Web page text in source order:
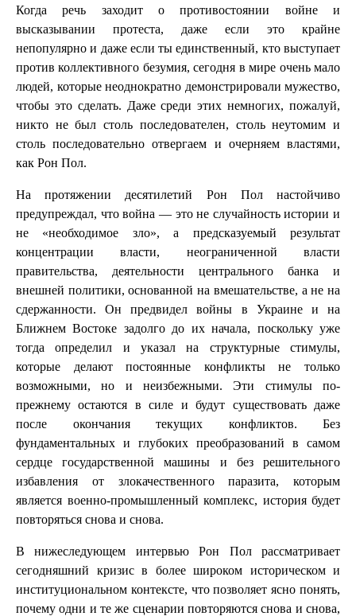
Когда речь заходит о противостоянии войне и
высказывании протеста, даже если это крайне
непопулярно и даже если ты единственный, кто выступает
против коллективного безумия, сегодня в мире очень мало
людей, которые неоднократно демонстрировали мужество,
чтобы это сделать. Даже среди этих немногих, пожалуй,
никто не был столь последователен, столь неутомим и
столь последовательно отвергаем и очерняем властями,
как Рон Пол.
На протяжении десятилетий Рон Пол настойчиво
предупреждал, что война — это не случайность истории и
не «необходимое зло», а предсказуемый результат
концентрации власти, неограниченной власти
правительства, деятельности центрального банка и
внешней политики, основанной на вмешательстве, а не на
сдержанности. Он предвидел войны в Украине и на
Ближнем Востоке задолго до их начала, поскольку уже
тогда определил и указал на структурные стимулы,
которые делают постоянные конфликты не только
возможными, но и неизбежными. Эти стимулы по-
прежнему остаются в силе и будут существовать даже
после окончания текущих конфликтов. Без
фундаментальных и глубоких преобразований в самом
сердце государственной машины и без решительного
избавления от злокачественного паразита, которым
является военно-промышленный комплекс, история будет
повторяться снова и снова.
В нижеследующем интервью Рон Пол рассматривает
сегодняшний кризис в более широком историческом и
институциональном контексте, что позволяет ясно понять,
почему одни и те же сценарии повторяются снова и снова,